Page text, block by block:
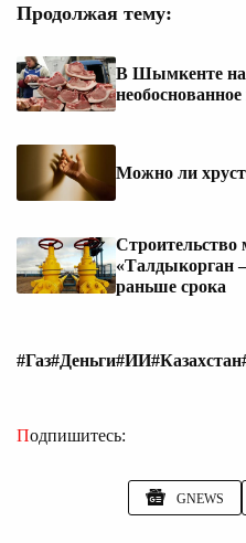
Продолжая тему:
В Шымкенте
Можно ли
Строительство
«Талдыкорган
раньше срока
#Газ#Деньги#ИИ#Казахстан
Подпишитесь:
GNEWS